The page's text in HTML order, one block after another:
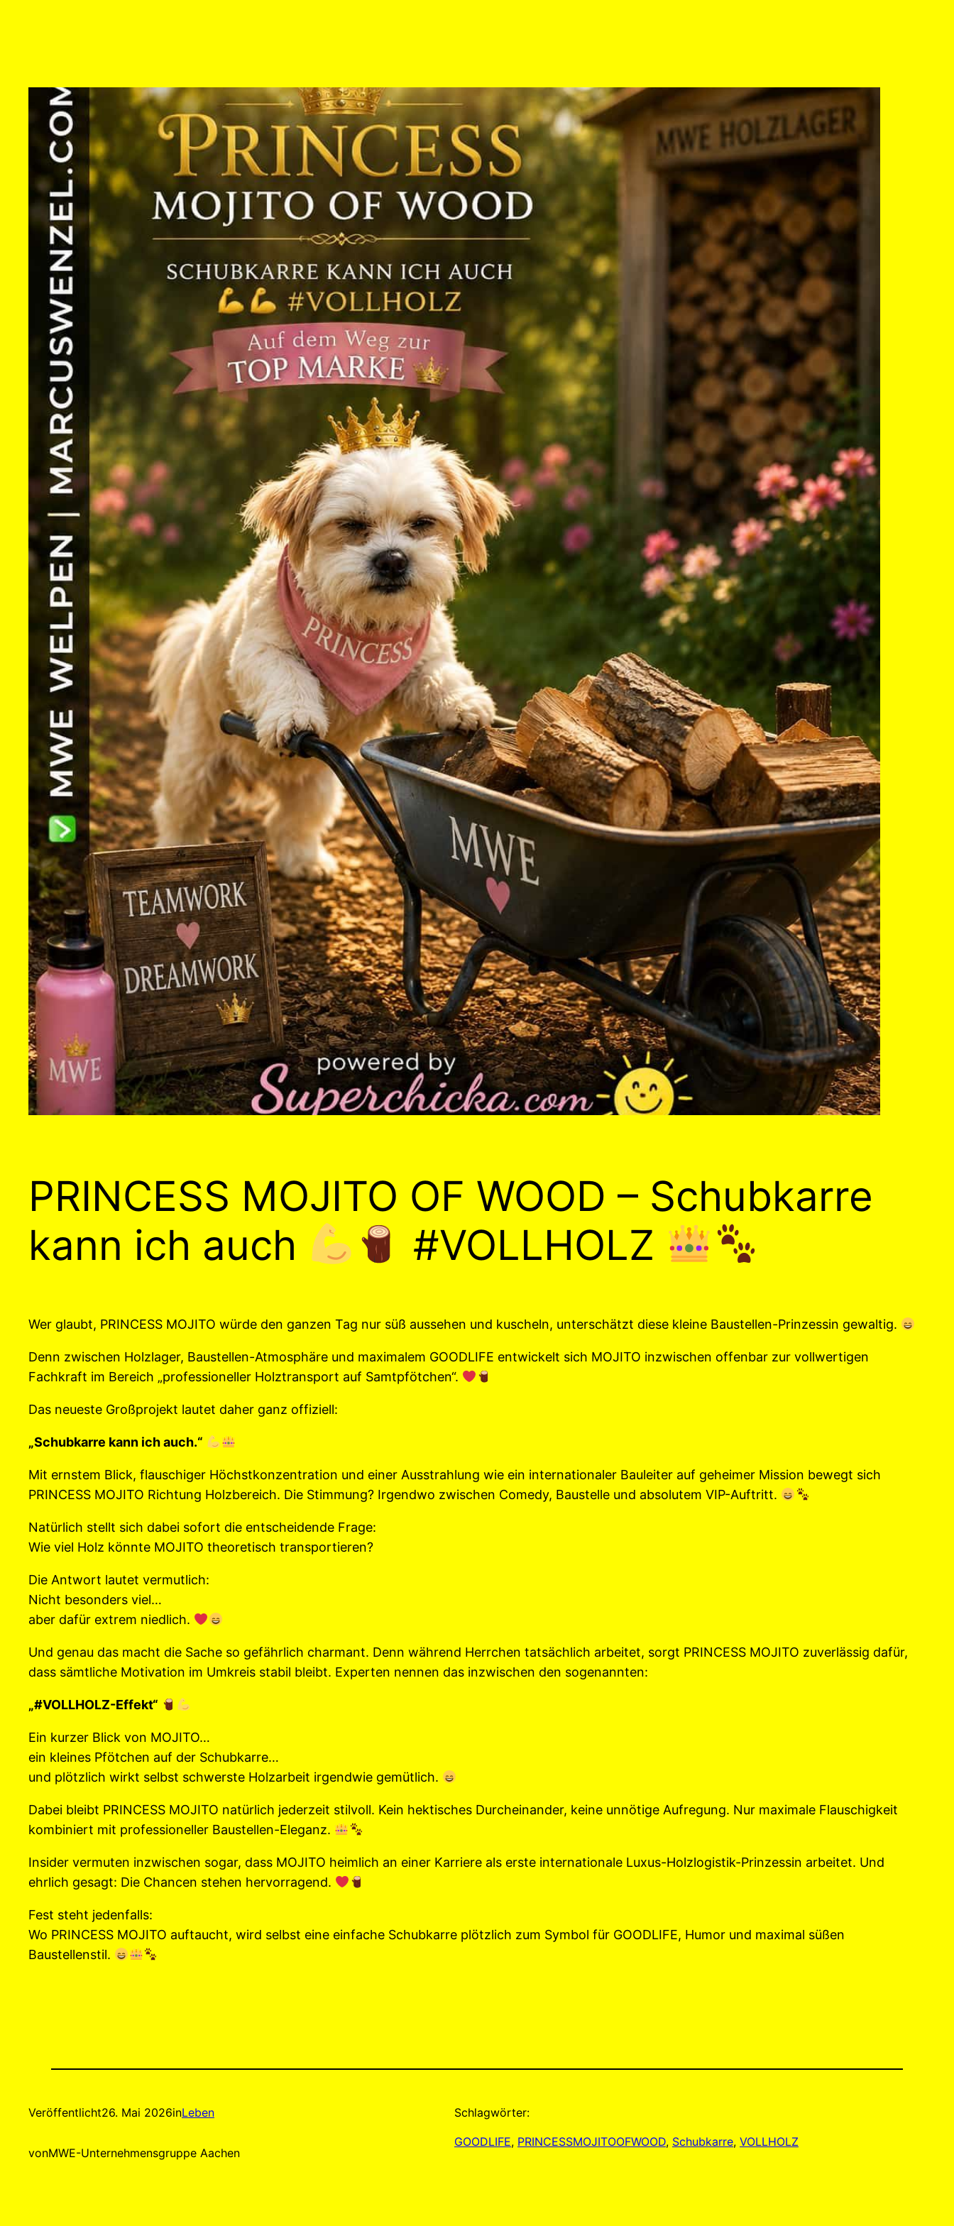
PRINCESS MOJITO OF WOOD – Schubkarre
kann ich auch
#VOLLHOLZ
Wer glaubt, PRINCESS MOJITO würde den ganzen Tag nur süß aussehen und kuscheln, unterschätzt diese kleine Baustellen-Prinzessin gewaltig.
Denn zwischen Holzlager, Baustellen-Atmosphäre und maximalem GOODLIFE entwickelt sich MOJITO inzwischen offenbar zur vollwertigen
Fachkraft im Bereich „professioneller Holztransport auf Samtpfötchen“.
Das neueste Großprojekt lautet daher ganz offiziell:
„Schubkarre kann ich auch.“
Mit ernstem Blick, flauschiger Höchstkonzentration und einer Ausstrahlung wie ein internationaler Bauleiter auf geheimer Mission bewegt sich
PRINCESS MOJITO Richtung Holzbereich. Die Stimmung? Irgendwo zwischen Comedy, Baustelle und absolutem VIP-Auftritt.
Natürlich stellt sich dabei sofort die entscheidende Frage:
Wie viel Holz könnte MOJITO theoretisch transportieren?
Die Antwort lautet vermutlich:
Nicht besonders viel…
aber dafür extrem niedlich.
Und genau das macht die Sache so gefährlich charmant. Denn während Herrchen tatsächlich arbeitet, sorgt PRINCESS MOJITO zuverlässig dafür,
dass sämtliche Motivation im Umkreis stabil bleibt. Experten nennen das inzwischen den sogenannten:
„#VOLLHOLZ-Effekt“
Ein kurzer Blick von MOJITO…
ein kleines Pfötchen auf der Schubkarre…
und plötzlich wirkt selbst schwerste Holzarbeit irgendwie gemütlich.
Dabei bleibt PRINCESS MOJITO natürlich jederzeit stilvoll. Kein hektisches Durcheinander, keine unnötige Aufregung. Nur maximale Flauschigkeit
kombiniert mit professioneller Baustellen-Eleganz.
Insider vermuten inzwischen sogar, dass MOJITO heimlich an einer Karriere als erste internationale Luxus-Holzlogistik-Prinzessin arbeitet. Und
ehrlich gesagt: Die Chancen stehen hervorragend.
Fest steht jedenfalls:
Wo PRINCESS MOJITO auftaucht, wird selbst eine einfache Schubkarre plötzlich zum Symbol für GOODLIFE, Humor und maximal süßen
Baustellenstil.
Veröffentlicht26. Mai 2026inLeben
vonMWE-Unternehmensgruppe Aachen
Schlagwörter:
GOODLIFE, PRINCESSMOJITOOFWOOD, Schubkarre, VOLLHOLZ